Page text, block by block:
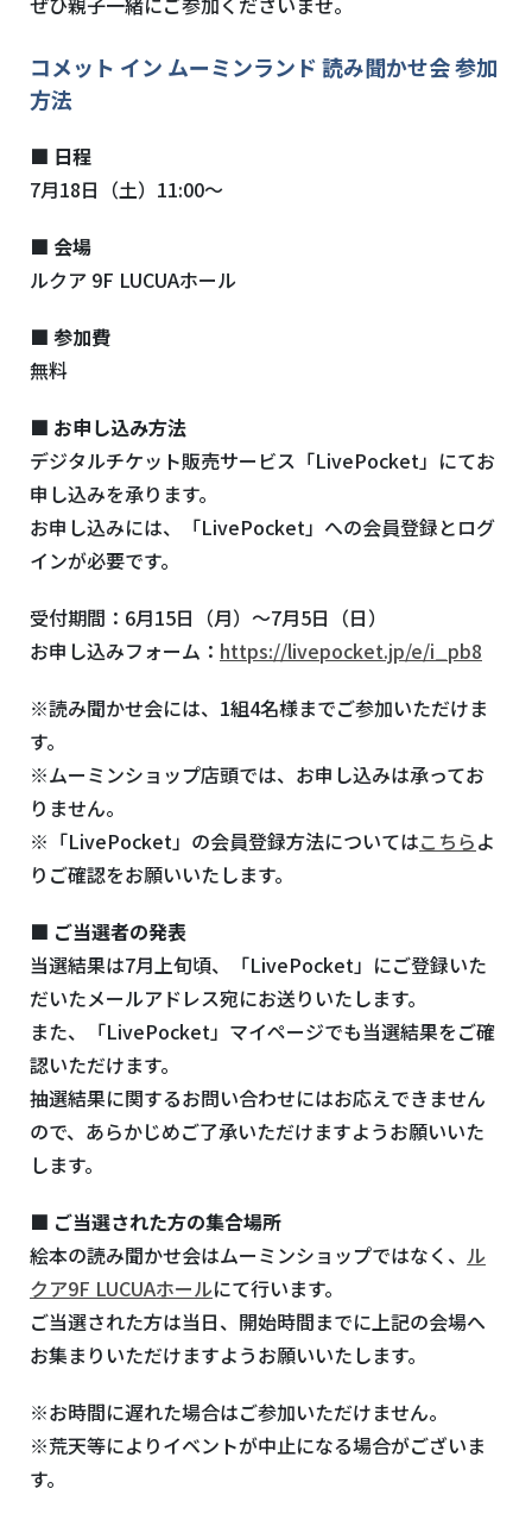
コメット イン ムーミンランド 読み聞かせ会 参加
方法
■ 日程
7月18日（土）11:00～
■ 会場
ルクア 9F LUCUAホール
■ 参加費
無料
■ お申し込み方法
デジタルチケット販売サービス 「LivePocket」にてお
申し込みを承ります。
お申し込みには、「LivePocket」への会員登録とログ
インが必要です。
受付期間：6月15日（月）～7月5日（日）
お申し込みフォーム： https://livepocket.jp/e/i_pb8
※読み聞かせ会には、1組4名様までご参加いただけま
す。
※ムーミンショップ店頭では、お申し込みは承ってお
りません。
※「LivePocket」の会員登録方法についてはこちらよ
りご確認をお願いいたします。
■ ご当選者の発表
当選結果は7月上旬頃、「LivePocket」にご登録いた
だいたメールアドレス宛にお送りいたします。
また、「LivePocket」マイページでも当選結果をご確
認いただけます。
抽選結果に関するお問い合わせにはお応えできません
ので、あらかじめご了承いただけますようお願いいた
します。
■ ご当選された方の集合場所
絵本の読み聞かせ会はムーミンショップではなく、 ル
クア9F LUCUAホールにて行います。
ご当選された方は当日、開始時間までに上記の会場へ
お集まりいただけますようお願いいたします。
※お時間に遅れた場合はご参加いただけません。
※荒天等によりイベントが中止になる場合がございま
す。